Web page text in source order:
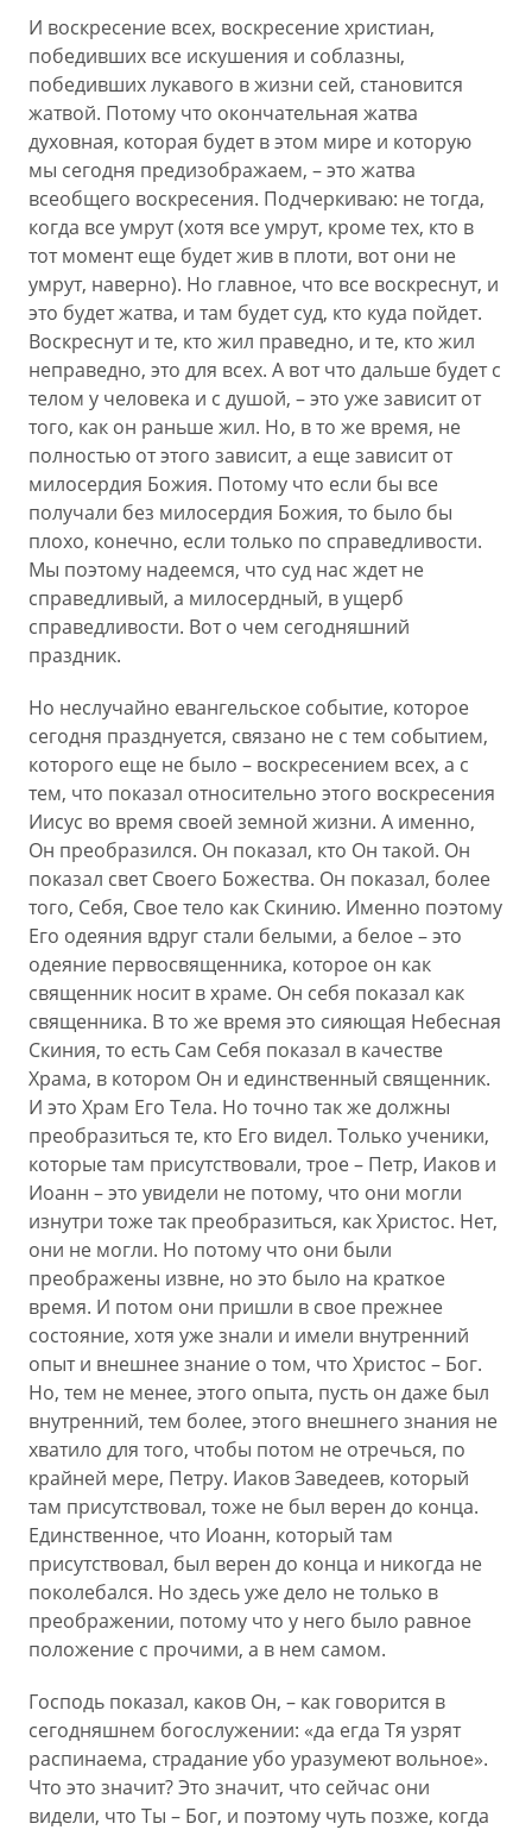
И воскресение всех, воскресение христиан,
победивших все искушения и соблазны,
победивших лукавого в жизни сей, становится
жатвой. Потому что окончательная жатва
духовная, которая будет в этом мире и которую
мы сегодня предизображаем, – это жатва
всеобщего воскресения. Подчеркиваю: не тогда,
когда все умрут (хотя все умрут, кроме тех, кто в
тот момент еще будет жив в плоти, вот они не
умрут, наверно). Но главное, что все воскреснут, и
это будет жатва, и там будет суд, кто куда пойдет.
Воскреснут и те, кто жил праведно, и те, кто жил
неправедно, это для всех. А вот что дальше будет с
телом у человека и с душой, – это уже зависит от
того, как он раньше жил. Но, в то же время, не
полностью от этого зависит, а еще зависит от
милосердия Божия. Потому что если бы все
получали без милосердия Божия, то было бы
плохо, конечно, если только по справедливости.
Мы поэтому надеемся, что суд нас ждет не
справедливый, а милосердный, в ущерб
справедливости. Вот о чем сегодняшний
праздник.
Но неслучайно евангельское событие, которое
сегодня празднуется, связано не с тем событием,
которого еще не было – воскресением всех, а с
тем, что показал относительно этого воскресения
Иисус во время своей земной жизни. А именно,
Он преобразился. Он показал, кто Он такой. Он
показал свет Своего Божества. Он показал, более
того, Себя, Свое тело как Скинию. Именно поэтому
Его одеяния вдруг стали белыми, а белое – это
одеяние первосвященника, которое он как
священник носит в храме. Он себя показал как
священника. В то же время это сияющая Небесная
Скиния, то есть Сам Себя показал в качестве
Храма, в котором Он и единственный священник.
И это Храм Его Тела. Но точно так же должны
преобразиться те, кто Его видел. Только ученики,
которые там присутствовали, трое – Петр, Иаков и
Иоанн – это увидели не потому, что они могли
изнутри тоже так преобразиться, как Христос. Нет,
они не могли. Но потому что они были
преображены извне, но это было на краткое
время. И потом они пришли в свое прежнее
состояние, хотя уже знали и имели внутренний
опыт и внешнее знание о том, что Христос – Бог.
Но, тем не менее, этого опыта, пусть он даже был
внутренний, тем более, этого внешнего знания не
хватило для того, чтобы потом не отречься, по
крайней мере, Петру. Иаков Заведеев, который
там присутствовал, тоже не был верен до конца.
Единственное, что Иоанн, который там
присутствовал, был верен до конца и никогда не
поколебался. Но здесь уже дело не только в
преображении, потому что у него было равное
положение с прочими, а в нем самом.
Господь показал, каков Он, – как говорится в
сегодняшнем богослужении: «да егда Тя узрят
распинаема, страдание убо уразумеют вольное».
Что это значит? Это значит, что сейчас они
видели, что Ты – Бог, и поэтому чуть позже, когда